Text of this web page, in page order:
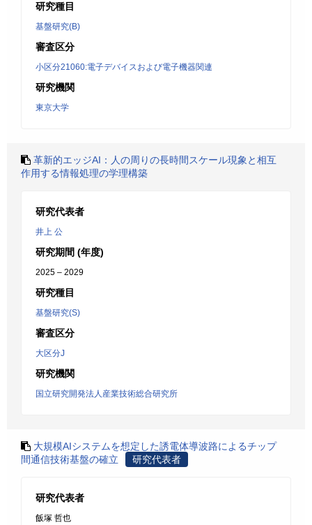
研究種目
基盤研究(B)
審査区分
小区分21060:電子デバイスおよび電子機器関連
研究機関
東京大学
革新的エッジAI：人の周りの長時間スケール現象と相互
作用する情報処理の学理構築
研究代表者
井上 公
研究期間 (年度)
2025 – 2029
研究種目
基盤研究(S)
審査区分
大区分J
研究機関
国立研究開発法人産業技術総合研究所
大規模AIシステムを想定した誘電体導波路によるチップ
間通信技術基盤の確立
研究代表者
研究代表者
飯塚 哲也